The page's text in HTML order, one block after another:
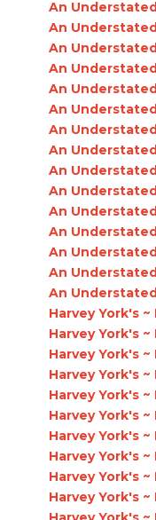
An
An
An
An
An
An
An
An
An
An
An
An
An
An
An
Harvey York's
Harvey York's
Harvey York's
Harvey York's
Harvey York's
Harvey York's
Harvey York's
Harvey York's
Harvey York's
Harvey York's ~